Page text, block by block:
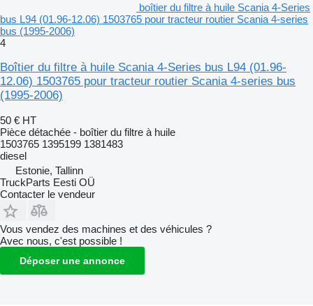
boîtier du filtre à huile Scania 4-Series
bus L94 (01.96-12.06) 1503765 pour tracteur routier Scania 4-series
bus (1995-2006)
4
Boîtier du filtre à huile Scania 4-Series bus L94 (01.96-
12.06) 1503765 pour tracteur routier Scania 4-series bus
(1995-2006)
50 € HT
Pièce détachée - boîtier du filtre à huile
1503765 1395199 1381483
diesel
Estonie, Tallinn
TruckParts Eesti OÜ
Contacter le vendeur
Vous vendez des machines et des véhicules ?
Avec nous, c'est possible !
Déposer une annonce